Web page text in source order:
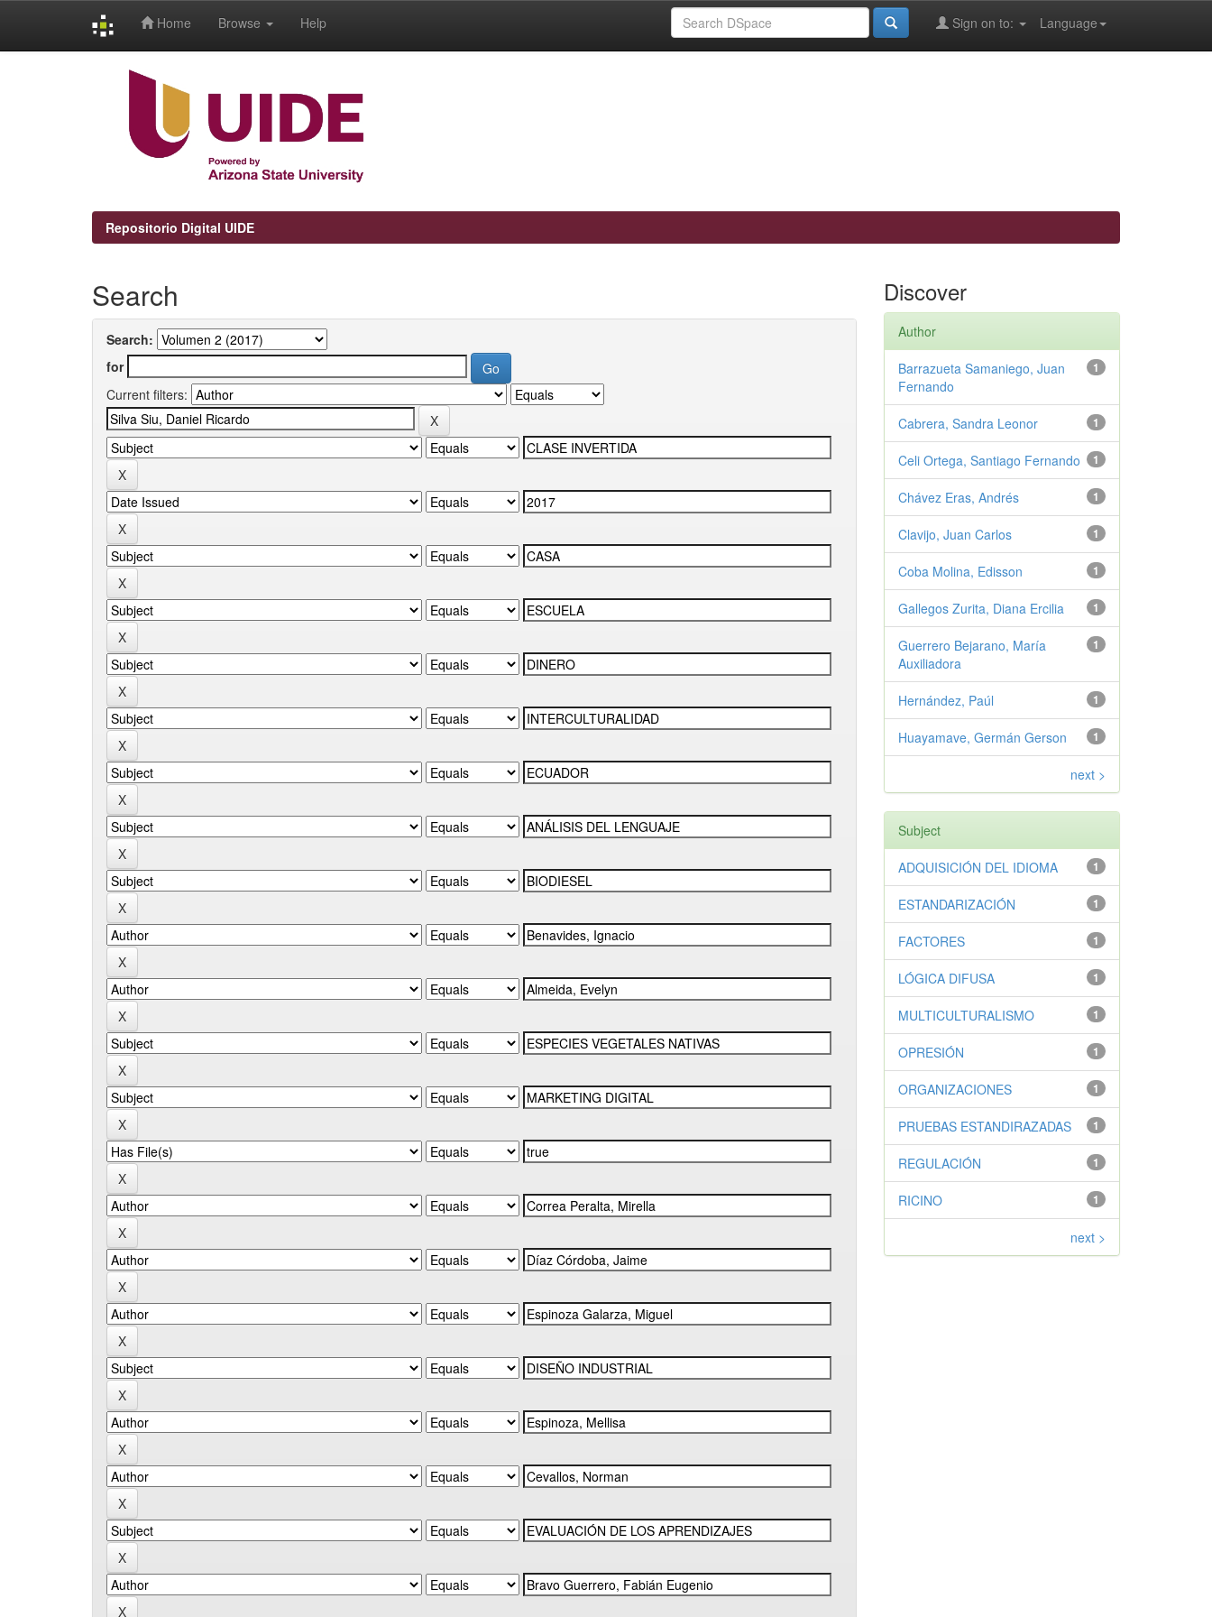
Home Browse Help Language
Sign on to:
Repositorio Digital UIDE
Search
Search:
for
Current filters:
Discover
Author
1
Barrazueta Samaniego, Juan
Fernando
1
Cabrera, Sandra Leonor
1
Celi Ortega, Santiago Fernando
1
Chávez Eras, Andrés
1
Clavijo, Juan Carlos
1
Coba Molina, Edisson
1
Gallegos Zurita, Diana Ercilia
1
Guerrero Bejarano, María
Auxiliadora
1
Hernández, Paúl
1
Huayamave, Germán Gerson
next >
Subject
1
ADQUISICIÓN DEL IDIOMA
1
ESTANDARIZACIÓN
1
FACTORES
1
LÓGICA DIFUSA
1
MULTICULTURALISMO
1
OPRESIÓN
1
ORGANIZACIONES
1
PRUEBAS ESTANDIRAZADAS
1
REGULACIÓN
1
RICINO
next >